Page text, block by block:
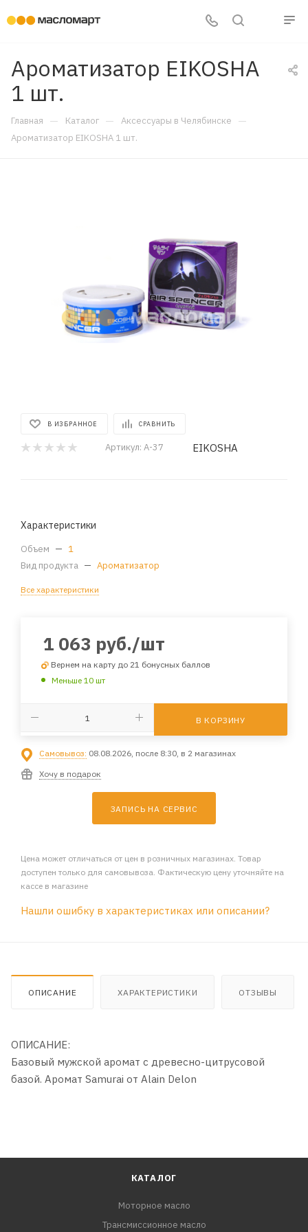
Ароматизатор EIKOSHA
1 шт.
Главная — Каталог — Аксессуары в Челябинске —
Ароматизатор EIKOSHA 1 шт.
В ИЗБРАННОЕ СРАВНИТЬ
Артикул: A-37 EIKOSHA
Характеристики
Объем — 1
Вид продукта — Ароматизатор
Все характеристики
1 063 руб./шт
Вернем на карту до 21 бонусных баллов
Меньше 10 шт
В КОРЗИНУ
Самовывоз: 08.08.2026, после 8:30, в 2 магазинах
Хочу в подарок
ЗАПИСЬ НА СЕРВИС
Цена может отличаться от цен в розничных магазинах. Товар
доступен только для самовывоза. Фактическую цену уточняйте на
кассе в магазине
Нашли ошибку в характеристиках или описании?
ОПИСАНИЕ ХАРАКТЕРИСТИКИ ОТЗЫВЫ
ОПИСАНИЕ:
Базовый мужской аромат с древесно-цитрусовой
базой. Аромат Samurai от Alain Delon
КАТАЛОГ
Моторное масло
Трансмиссионное масло